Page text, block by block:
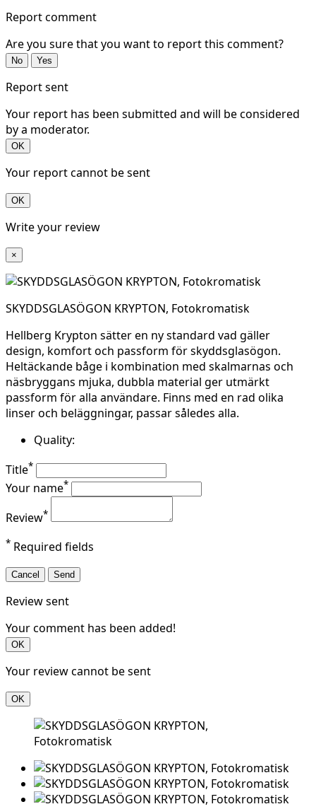
Report comment
Are you sure that you want to report this comment?
No Yes
Report sent
Your report has been submitted and will be considered
by a moderator.
OK
Your report cannot be sent
OK
Write your review
×
SKYDDSGLASÖGON KRYPTON, Fotokromatisk
Hellberg Krypton sätter en ny standard vad gäller
design, komfort och passform för skyddsglasögon.
Heltäckande båge i kombination med skalmarnas och
näsbryggans mjuka, dubbla material ger utmärkt
passform för alla användare. Finns med en rad olika
linser och beläggningar, passar således alla.
Quality:
Title*
Your name*
Review*
* Required fields
Cancel Send
Review sent
Your comment has been added!
OK
Your review cannot be sent
OK